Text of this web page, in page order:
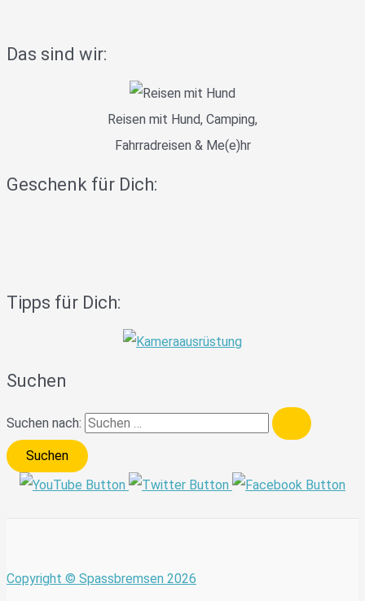
Das sind wir:
Reisen mit Hund, Camping,
Fahrradreisen & Me(e)hr
Geschenk für Dich:
Tipps für Dich:
Suchen
Suchen nach:
Copyright © Spassbremsen 2026